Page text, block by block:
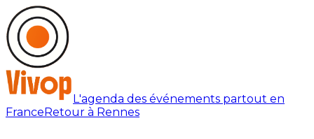
L'agenda des événements partout en
FranceRetour à Rennes